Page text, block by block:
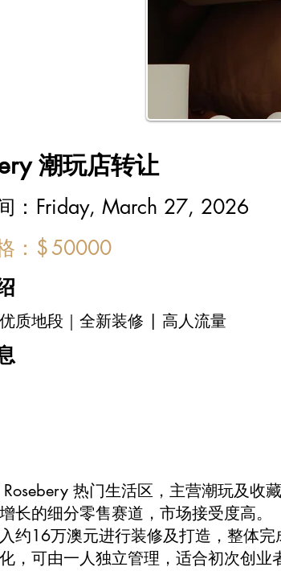
潮玩店转让
： Friday, March 27, 2026
： $50000
质地段｜全新装修 | 高人流量
热门生活区，主营潮玩及收
长的细分零售赛道，市场接受度高。
约16万澳元进行装修及打造，整体
，可由一人独立管理，适合初次创业